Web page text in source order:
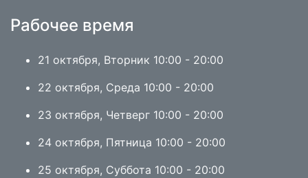
Рабочее время
21 октября, Вторник 10:00 - 20:00
22 октября, Среда 10:00 - 20:00
23 октября, Четверг 10:00 - 20:00
24 октября, Пятница 10:00 - 20:00
25 октября, Суббота 10:00 - 20:00